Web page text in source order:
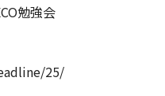
勉強会
25/